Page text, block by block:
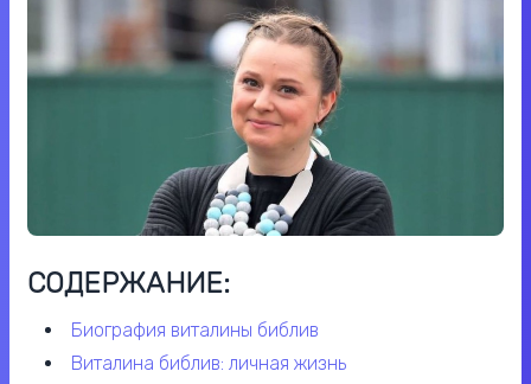
СОДЕРЖАНИЕ:
биография виталины библив
виталина библив: личная жизнь